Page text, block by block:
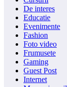
De interes
Educatie
Evenimente
Fashion
Foto video
Frumusete
Gaming
Guest Post
Internet